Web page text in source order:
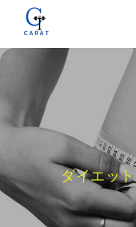
ダイ エット、ボ